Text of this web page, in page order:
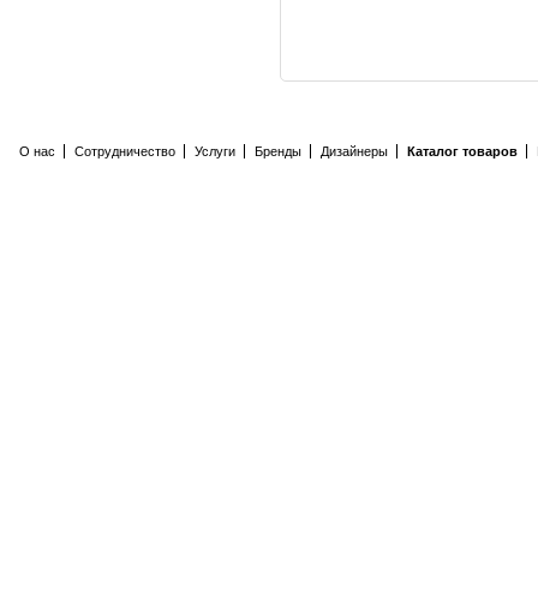
О нас Сотрудничество Услуги Бренды Дизайнеры Каталог товаров